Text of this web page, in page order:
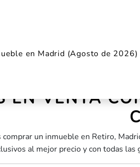
en Madrid (Agosto de 2026)
Capital Retiro
EN VENTA
comprar un inmueble en Retiro,
al mejor precio y con todas